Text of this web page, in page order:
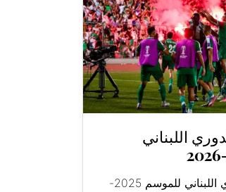
اللبناني
الأنصار بطلًا للدوري اللبناني للموسم 2025-